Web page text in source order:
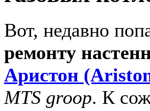
Вот, недавно
ремонту
Аристон
MTS groop. К